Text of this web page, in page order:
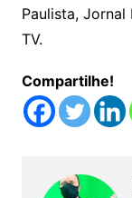
Paulista,
TV.
Compartilhe!